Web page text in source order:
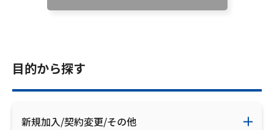
目的から探す
新規加入/契約変更/その他